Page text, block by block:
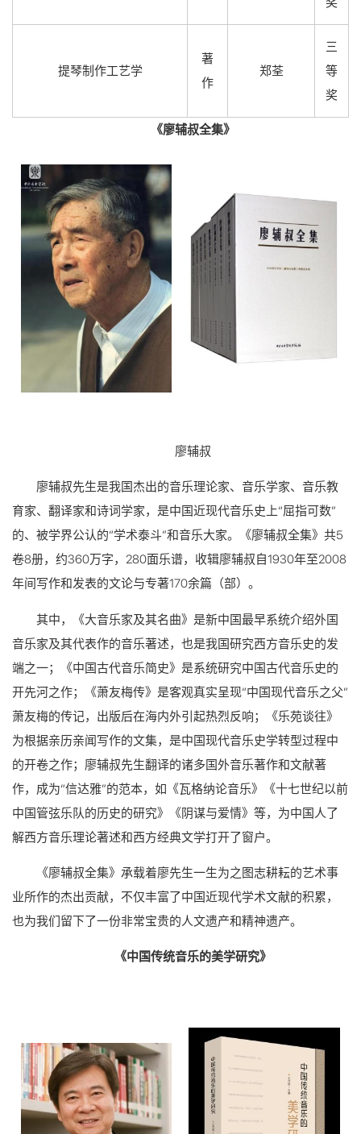
提琴制作工艺学
著
作
郑荃
三
等
奖
《廖辅叔全集》
廖辅叔
廖辅叔先生是我国杰出的音乐理论家、音乐学家、音乐教
育家、翻译家和诗词学家，是中国近现代音乐史上“屈指可数”
的、被学界公认的“学术泰斗”和音乐大家。《廖辅叔全集》共5
卷8册，约360万字，280面乐谱，收辑廖辅叔自1930年至2008
年间写作和发表的文论与专著170余篇（部）。
其中，《大音乐家及其名曲》是新中国最早系统介绍外国
音乐家及其代表作的音乐著述，也是我国研究西方音乐史的发
端之一；《中国古代音乐简史》是系统研究中国古代音乐史的
开先河之作；《萧友梅传》是客观真实呈现“中国现代音乐之父”
萧友梅的传记，出版后在海内外引起热烈反响；《乐苑谈往》
为根据亲历亲闻写作的文集，是中国现代音乐史学转型过程中
的开卷之作；廖辅叔先生翻译的诸多国外音乐著作和文献著
作，成为“信达雅”的范本，如《瓦格纳论音乐》《十七世纪以前
中国管弦乐队的历史的研究》《阴谋与爱情》等，为中国人了
解西方音乐理论著述和西方经典文学打开了窗户。
《廖辅叔全集》承载着廖先生一生为之图志耕耘的艺术事
业所作的杰出贡献，不仅丰富了中国近现代学术文献的积累，
也为我们留下了一份非常宝贵的人文遗产和精神遗产。
《中国传统音乐的美学研究》